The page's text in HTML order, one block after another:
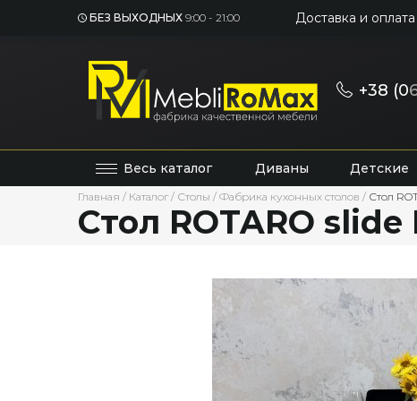
БЕЗ ВЫХОДНЫХ 9:00 - 21:00 Доставка и оплата
+38 (0
Весь каталог Диваны Детские
Главная / Каталог / Столы / Фабрика кухонных столов / Стол
Стол ROTARO slide